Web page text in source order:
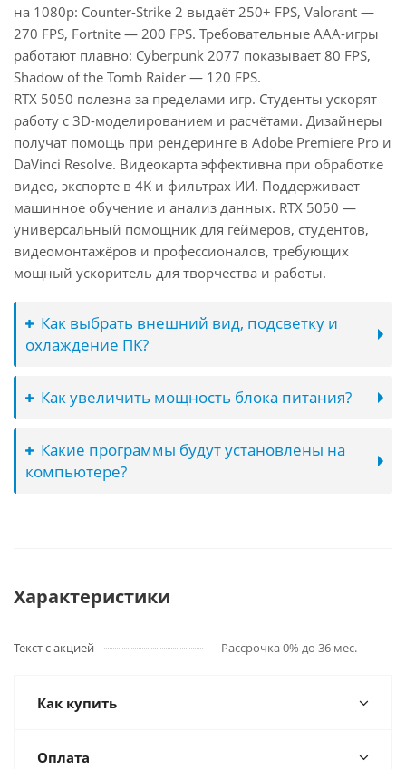
на 1080p: Counter-Strike 2 выдаёт 250+ FPS, Valorant —
270 FPS, Fortnite — 200 FPS. Требовательные AAA-игры
работают плавно: Cyberpunk 2077 показывает 80 FPS,
Shadow of the Tomb Raider — 120 FPS.
RTX 5050 полезна за пределами игр. Студенты ускорят
работу с 3D-моделированием и расчётами. Дизайнеры
получат помощь при рендеринге в Adobe Premiere Pro и
DaVinci Resolve. Видеокарта эффективна при обработке
видео, экспорте в 4K и фильтрах ИИ. Поддерживает
машинное обучение и анализ данных. RTX 5050 —
универсальный помощник для геймеров, студентов,
видеомонтажёров и профессионалов, требующих
мощный ускоритель для творчества и работы.
Как выбрать внешний вид, подсветку и
охлаждение ПК?
Как увеличить мощность блока питания?
Какие программы будут установлены на
компьютере?
Характеристики
Текст с акцией Рассрочка 0% до 36 мес.
Как купить
Оплата